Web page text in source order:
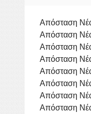
Απόσταση
Απόσταση
Απόσταση
Απόσταση
Απόσταση
Απόσταση
Απόσταση
Απόσταση